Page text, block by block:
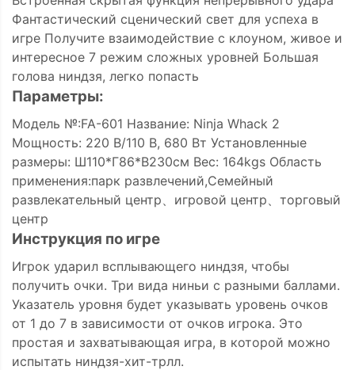
Фантастический сценический свет для успеха в
игре Получите взаимодействие с клоуном, живое и
интересное 7 режим сложных уровней Большая
голова ниндзя, легко попасть
Параметры:
Модель №:FA-601 Название: Ninja Whack 2
Мощность: 220 В/110 В, 680 Вт Установленные
размеры: Ш110*Г86*В230см Вес: 164kgs Область
применения:парк развлечений,Семейный
развлекательный центр、игровой центр、торговый
центр
Инструкция по игре
Игрок ударил всплывающего ниндзя, чтобы
получить очки. Три вида ниньи с разными баллами.
Указатель уровня будет указывать уровень очков
от 1 до 7 в зависимости от очков игрока. Это
простая и захватывающая игра, в которой можно
испытать ниндзя-хит-трлл.